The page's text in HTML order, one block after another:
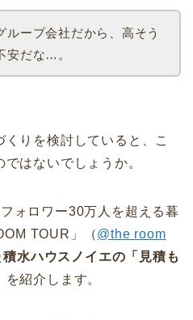
ループ会社だから、高そう
安だな…。
りを検討していると、こ
はないでしょうか。
ォロワー30万人を超える暮
TOUR」（@the room
積水ハウスノイエの「見積も
を紹介します。